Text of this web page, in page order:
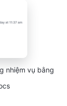
nhiệm vụ bằng